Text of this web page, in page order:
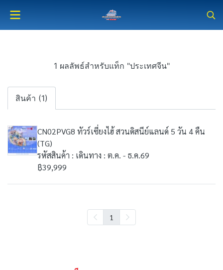
1 ผลลัพธ์สำหรับแท็ก "ประเทศจีน"
สินค้า (1)
CN02PVG8 ทัวร์เซี่ยงไฮ้ สวนดิสนีย์แลนด์ 5 วัน 4 คืน
(TG)
รหัสสินค้า : เดินทาง : ต.ค. - ธ.ค.69
฿39,999
1